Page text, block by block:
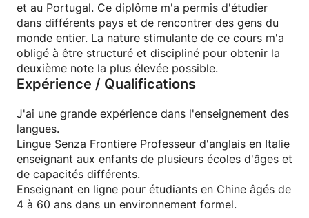
être trouvé.
En dehors de l'enseignement, j'aime voyager et
rencontrer de nouvelles cultures et essayer de
nouveaux plats ! J'aime aller au cinéma et aux
festivals de musique avec mes amis et regarder le
football !
et au Portugal. Ce diplôme m'a permis d'étudier
dans différents pays et de rencontrer des gens du
monde entier. La nature stimulante de ce cours m'a
obligé à être structuré et discipliné pour obtenir la
deuxième note la plus élevée possible.
Expérience / Qualifications
J'ai une grande expérience dans l'enseignement des
langues.
Lingue Senza Frontiere Professeur d'anglais en Italie
enseignant aux enfants de plusieurs écoles d'âges et
de capacités différents.
Enseignant en ligne pour étudiants en Chine âgés de
4 à 60 ans dans un environnement formel.